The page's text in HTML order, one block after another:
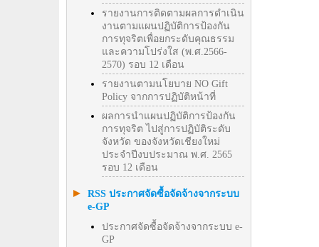
รายงานการติดตามผลการดำเนิน
งานตามแผนปฏิบัติการป้องกัน
การทุจริตเพื่อยกระดับคุณธรรม
และความโปร่งใส (พ.ศ.2566-
2570) รอบ 12 เดือน
รายงานตามนโยบาย NO Gift
Policy จากการปฏิบัติหน้าที่
ผลการนำแผนปฏิบัติการป้องกัน
การทุจริต ไปสู่การปฏิบัติระดับ
จังหวัด ของจังหวัดเชียงใหม่
ประจำปีงบประมาณ พ.ศ. 2565
รอบ 12 เดือน
RSS ประกาศจัดซื้อจัดจ้างจากระบบ
e-GP
ประกาศจัดซื้อจัดจ้างจากระบบ e-
GP